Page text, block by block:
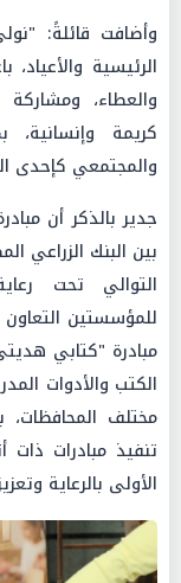
وأضافت قائلةً:
الرئيسية
والعطاء، ومشاركة
كريمة وإنسانية،
والمجتمعي كإحدى
جدير بالذكر أن
بين البنك الزراعي
التوالي تحت
للمؤسستين التعاون
الكتب والأدوات
مختلف
تنفيذ مبادرات
الأولى بالرعاية